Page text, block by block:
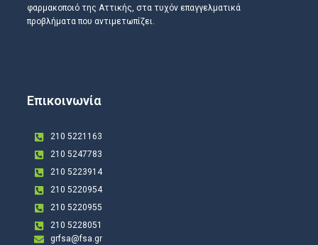
φαρμακοποιό της Αττικής, στα τυχόν επαγγελματικά
προβλήματα που αντιμετωπίζει.
Επικοινωνία
210 5221163
210 5247783
210 5223914
210 5220954
210 5220955
210 5228051
grfsa@fsa.gr